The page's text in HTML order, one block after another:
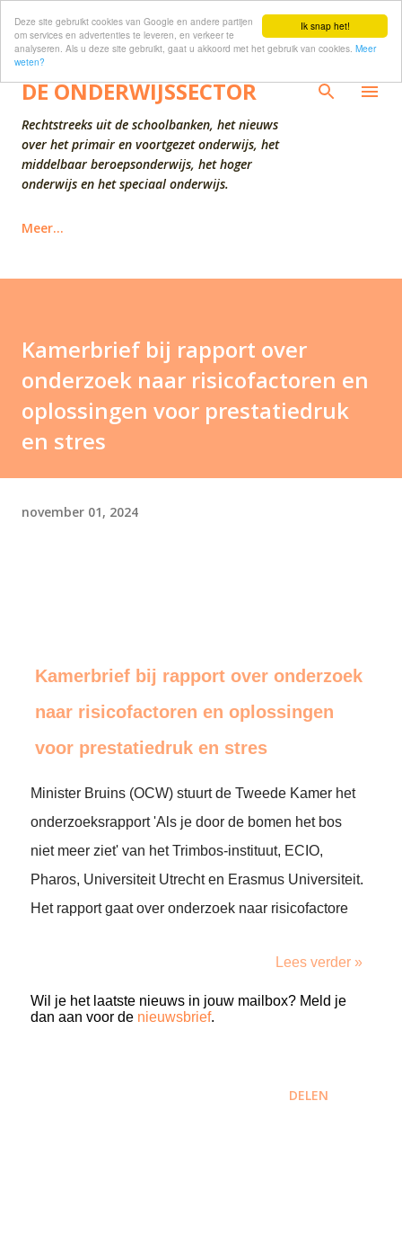
Ik snap het!
Deze site gebruikt cookies van Google en andere partijen
om services en advertenties te leveren, en verkeer te
analyseren. Als u deze site gebruikt, gaat u akkoord met het gebruik van cookies. Meer
weten?
Doorgaan naar hoofdcontent
DE ONDERWIJSSECTOR
Rechtstreeks uit de schoolbanken, het nieuws
over het primair en voortgezet onderwijs, het
middelbaar beroepsonderwijs, het hoger
onderwijs en het speciaal onderwijs.
Meer…
Kamerbrief bij rapport over
onderzoek naar risicofactoren en
oplossingen voor prestatiedruk
en stres
november 01, 2024
Kamerbrief bij rapport over onderzoek
naar risicofactoren en oplossingen
voor prestatiedruk en stres
Minister Bruins (OCW) stuurt de Tweede Kamer het
onderzoeksrapport 'Als je door de bomen het bos
niet meer ziet' van het Trimbos-instituut, ECIO,
Pharos, Universiteit Utrecht en Erasmus Universiteit.
Het rapport gaat over onderzoek naar risicofactore
Lees verder »
Wil je het laatste nieuws in jouw mailbox? Meld je
dan aan voor de nieuwsbrief.
DELEN